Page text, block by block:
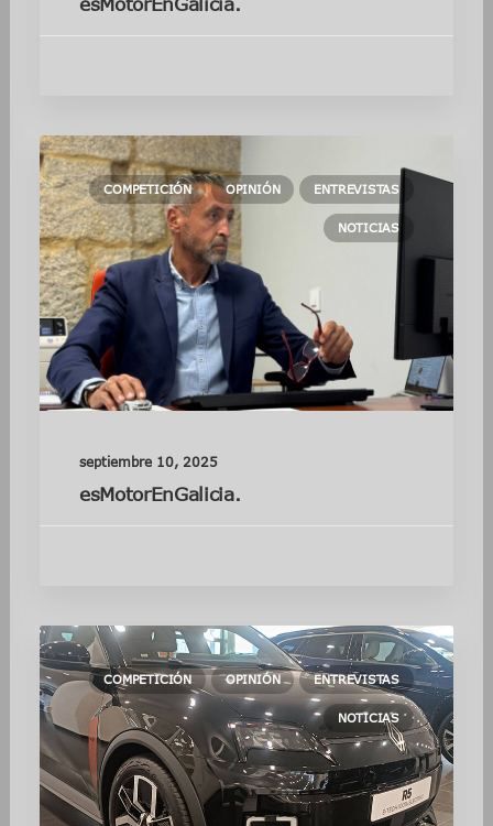
COMPETICIÓN OPINIÓN ENTREVISTAS
NOTICIAS
septiembre 10, 2025
esMotorEnGalicia.
COMPETICIÓN OPINIÓN ENTREVISTAS
NOTICIAS